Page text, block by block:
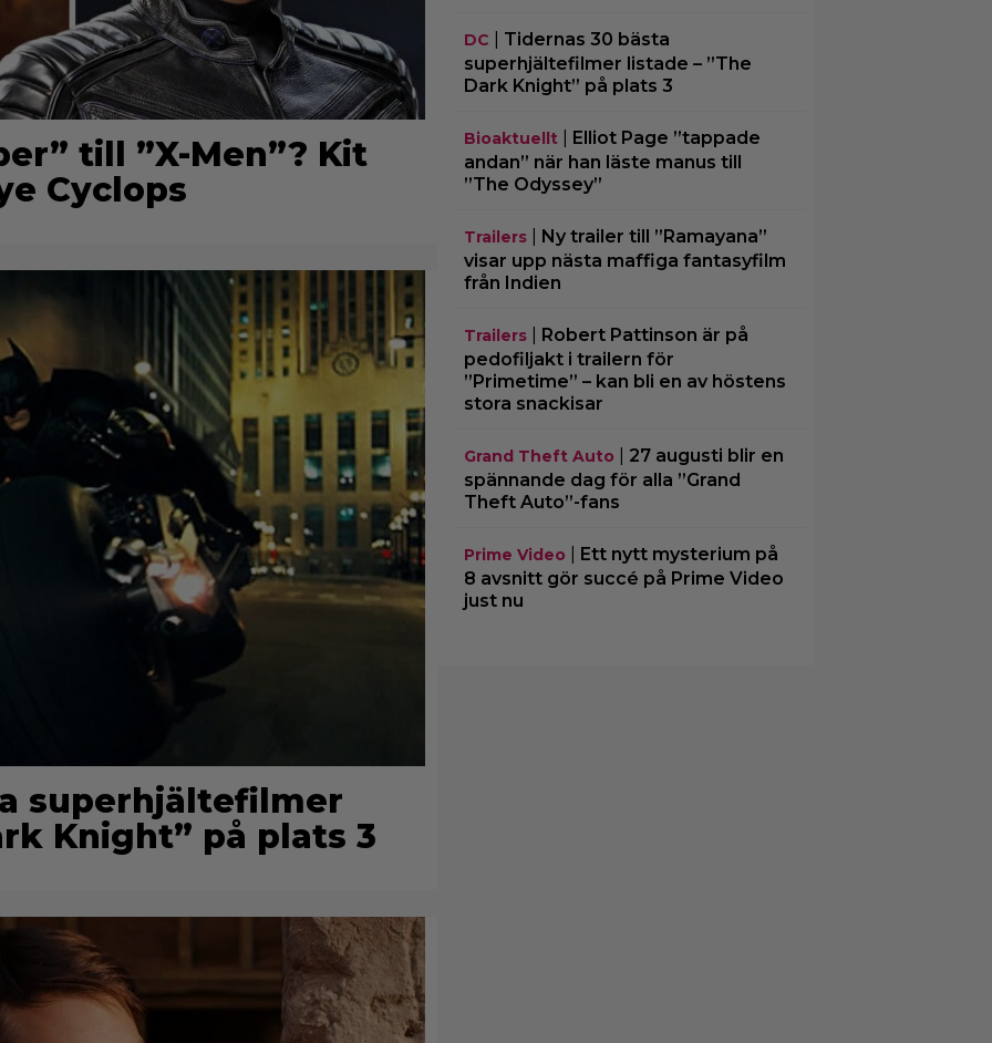
till ”X-Men”? Kit
Cyclops
superhjältefilmer
Knight” på plats 3
DC
Tidernas 30 bästa
superhjältefilmer listade – ”The
Dark Knight” på plats 3
Bioaktuellt| Elliot Page ”tappade
andan” när han läste manus till
”The Odyssey”
Trailers| Ny trailer till ”Ramayana”
visar upp nästa maffiga fantasyfilm
från Indien
Trailers| Robert Pattinson är på
pedofiljakt i trailern för
”Primetime” – kan bli en av höstens
stora snackisar
Grand Theft Auto
27 augusti blir en
spännande dag för alla ”Grand
Theft Auto”-fans
Prime Video
Ett nytt mysterium på
8 avsnitt gör succé på Prime Video
just nu